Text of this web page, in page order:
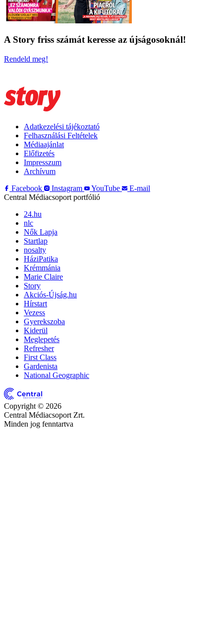
A Story friss számát keresse az újságosoknál!
Rendeld meg!
Adatkezelési tájékoztató
Felhasználási Feltételek
Médiaajánlat
Előfizetés
Impresszum
Archívum
Facebook
Instagram YouTube
E-mail
Central Médiacsoport portfólió
24.hu
nlc
Nők Lapja
Startlap
nosalty
HáziPatika
Krémmánia
Marie Claire
Story
Akciós-Újság.hu
Hírstart
Vezess
Gyerekszoba
Kiderül
Meglepetés
Refresher
First Class
Gardenista
National Geographic
Copyright © 2026
Central Médiacsoport Zrt.
Minden jog fenntartva